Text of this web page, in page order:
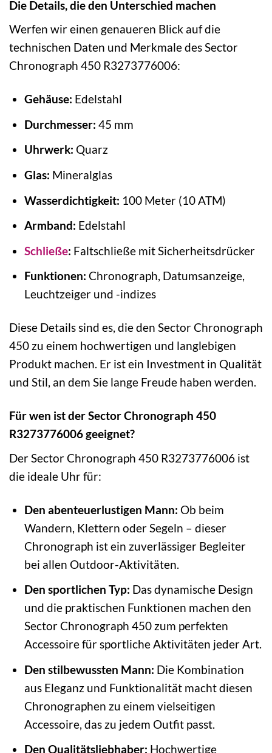
Die Details, die den Unterschied machen
Werfen wir einen genaueren Blick auf die
technischen Daten und Merkmale des Sector
Chronograph 450 R3273776006:
Gehäuse: Edelstahl
Durchmesser: 45 mm
Uhrwerk: Quarz
Glas: Mineralglas
Wasserdichtigkeit: 100 Meter (10 ATM)
Armband: Edelstahl
Schließe: Faltschließe mit Sicherheitsdrücker
Funktionen: Chronograph, Datumsanzeige,
Leuchtzeiger und -indizes
Diese Details sind es, die den Sector Chronograph
450 zu einem hochwertigen und langlebigen
Produkt machen. Er ist ein Investment in Qualität
und Stil, an dem Sie lange Freude haben werden.
Für wen ist der Sector Chronograph 450
R3273776006 geeignet?
Der Sector Chronograph 450 R3273776006 ist
die ideale Uhr für:
Den abenteuerlustigen Mann: Ob beim
Wandern, Klettern oder Segeln – dieser
Chronograph ist ein zuverlässiger Begleiter
bei allen Outdoor-Aktivitäten.
Den sportlichen Typ: Das dynamische Design
und die praktischen Funktionen machen den
Sector Chronograph 450 zum perfekten
Accessoire für sportliche Aktivitäten jeder Art.
Den stilbewussten Mann: Die Kombination
aus Eleganz und Funktionalität macht diesen
Chronographen zu einem vielseitigen
Accessoire, das zu jedem Outfit passt.
Den Qualitätsliebhaber: Hochwertige